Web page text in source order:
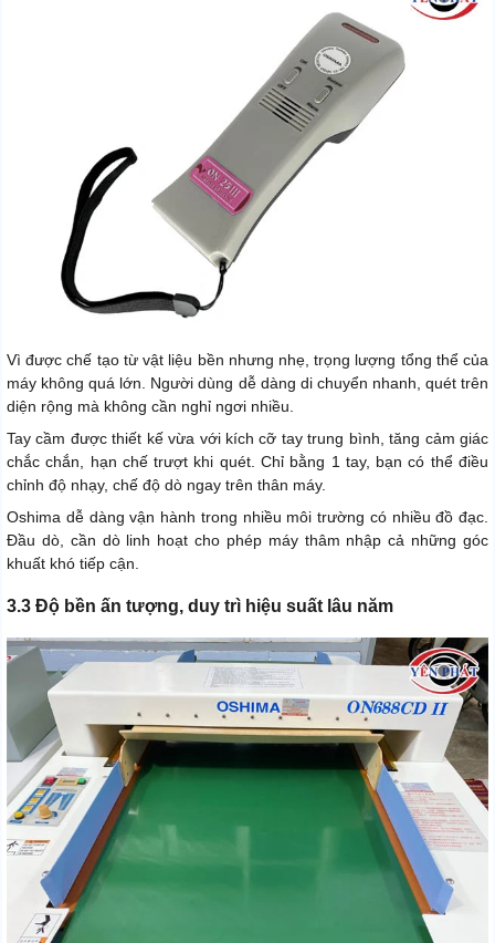
Vì được chế tạo từ vật liệu bền nhưng nhẹ, trọng lượng tổng thể của
máy không quá lớn. Người dùng dễ dàng di chuyển nhanh, quét trên
diện rộng mà không cần nghỉ ngơi nhiều.
Tay cầm được thiết kế vừa với kích cỡ tay trung bình, tăng cảm giác
chắc chắn, hạn chế trượt khi quét. Chỉ bằng 1 tay, bạn có thể điều
chỉnh độ nhạy, chế độ dò ngay trên thân máy.
Oshima dễ dàng vận hành trong nhiều môi trường có nhiều đồ đạc.
Đầu dò, cần dò linh hoạt cho phép máy thâm nhập cả những góc
khuất khó tiếp cận.
3.3 Độ bền ấn tượng, duy trì hiệu suất lâu năm